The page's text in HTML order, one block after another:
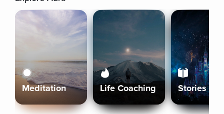
Meditation Life Coaching Stories